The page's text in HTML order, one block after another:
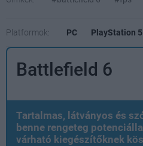
Platformok: PC PlayStation 5
Battlefield 6
Tartalmas, látványos és
benne rengeteg
várható kiegészítőknek